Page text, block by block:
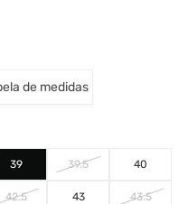
de medidas
39 39.5 40
42.5 43 43.5